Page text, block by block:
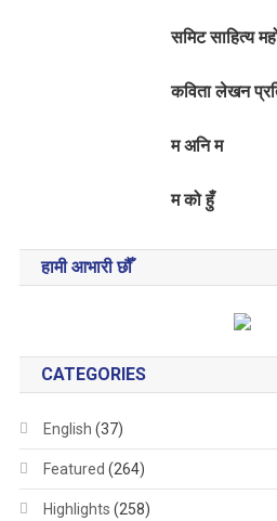
समिट साहित्य
कविता लेखन
म अनि म
म को हुँ
हामी आभारी छौँ
CATEGORIES
English (37)
Featured (264)
Highlights (258)